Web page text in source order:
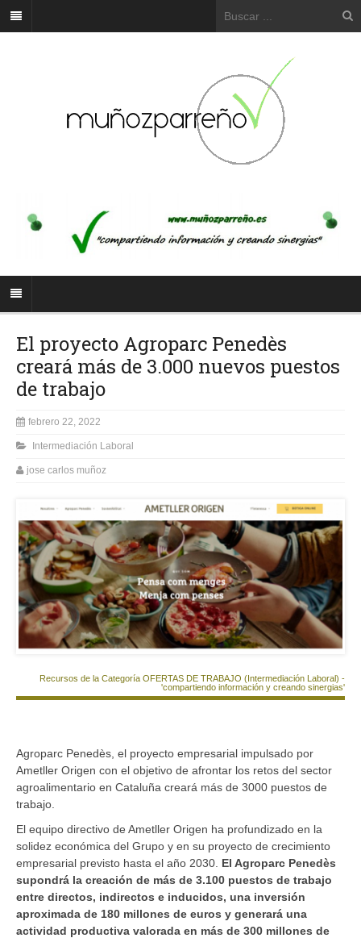
El proyecto Agroparc Penedès
creará más de 3.000 nuevos puestos
de trabajo
febrero 22, 2022
Intermediación Laboral
jose carlos muñoz
Recursos de la Categoría OFERTAS DE TRABAJO (Intermediación Laboral) -
'compartiendo información y creando sinergias'
Agroparc Penedès, el proyecto empresarial impulsado por
Ametller Origen con el objetivo de afrontar los retos del sector
agroalimentario en Cataluña creará más de 3000 puestos de
trabajo.
El equipo directivo de Ametller Origen ha profundizado en la
solidez económica del Grupo y en su proyecto de crecimiento
empresarial previsto hasta el año 2030. El Agroparc Penedès
supondrá la creación de más de 3.100 puestos de trabajo
entre directos, indirectos e inducidos, una inversión
aproximada de 180 millones de euros y generará una
actividad productiva valorada en más de 300 millones de